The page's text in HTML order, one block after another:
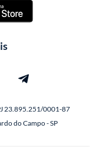
23.895.251/0001-87
do Campo - SP